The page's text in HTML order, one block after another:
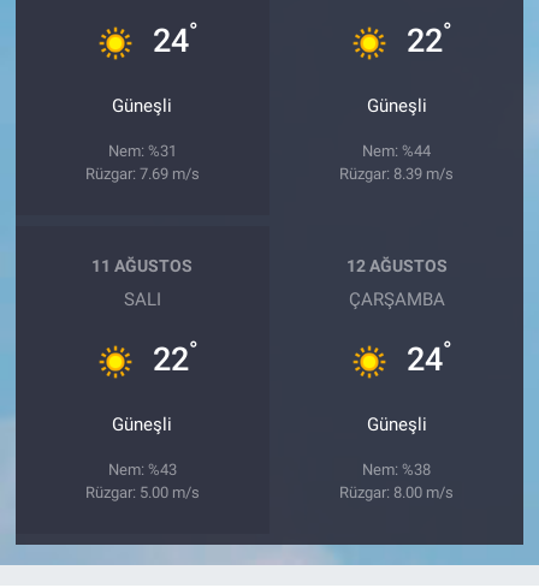
24°
Güneşli
Nem: %31
Rüzgar: 7.69 m/s
22°
Güneşli
Nem: %44
Rüzgar: 8.39 m/s
11 AĞUSTOS
SALI
22°
Güneşli
Nem: %43
Rüzgar: 5.00 m/s
12 AĞUSTOS
ÇARŞAMBA
24°
Güneşli
Nem: %38
Rüzgar: 8.00 m/s